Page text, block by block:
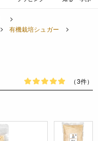
有機栽培シュガー
（3件）